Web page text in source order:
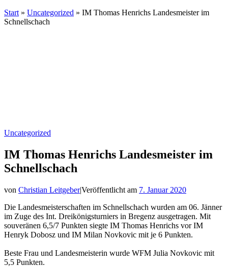
Start » Uncategorized » IM Thomas Henrichs Landesmeister im
Schnellschach
Uncategorized
IM Thomas Henrichs Landesmeister im
Schnellschach
von Christian Leitgeber|Veröffentlicht am 7. Januar 2020
Die Landesmeisterschaften im Schnellschach wurden am 06. Jänner
im Zuge des Int. Dreikönigsturniers in Bregenz ausgetragen. Mit
souveränen 6,5/7 Punkten siegte IM Thomas Henrichs vor IM
Henryk Dobosz und IM Milan Novkovic mit je 6 Punkten.
Beste Frau und Landesmeisterin wurde WFM Julia Novkovic mit
5,5 Punkten.